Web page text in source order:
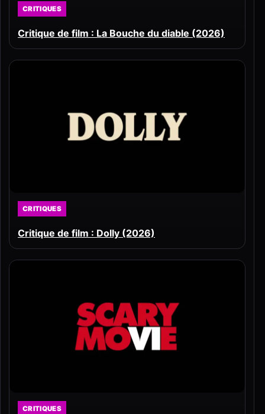
CRITIQUES
Critique de film : La Bouche du diable (2026)
CRITIQUES
Critique de film : Dolly (2026)
CRITIQUES